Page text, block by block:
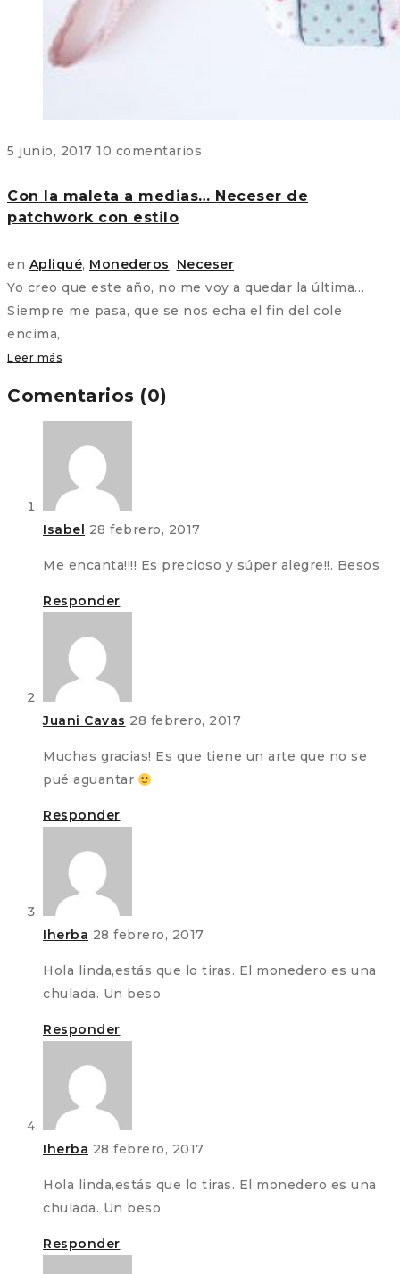
5 junio, 2017 10 comentarios
Con la maleta a medias… Neceser de
patchwork con estilo
en Apliqué, Monederos, Neceser
Yo creo que este año, no me voy a quedar la última…
Siempre me pasa, que se nos echa el fin del cole
encima,
Leer más
Comentarios (0)
Isabel 28 febrero, 2017
Me encanta!!!! Es precioso y súper alegre!!. Besos
Responder
Juani Cavas 28 febrero, 2017
Muchas gracias! Es que tiene un arte que no se
pué aguantar
Responder
Iherba 28 febrero, 2017
Hola linda,estás que lo tiras. El monedero es una
chulada. Un beso
Responder
Iherba 28 febrero, 2017
Hola linda,estás que lo tiras. El monedero es una
chulada. Un beso
Responder